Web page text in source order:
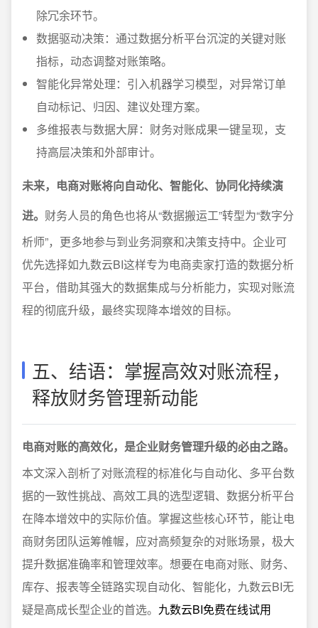
除冗余环节。
数据驱动决策：通过数据分析平台沉淀的关键对账
指标，动态调整对账策略。
智能化异常处理：引入机器学习模型，对异常订单
自动标记、归因、建议处理方案。
多维报表与数据大屏：财务对账成果一键呈现，支
持高层决策和外部审计。
未来，电商对账将向自动化、智能化、协同化持续演
进。 财务人员的角色也将从“数据搬运工”转型为“数字分
析师”，更多地参与到业务洞察和决策支持中。企业可
优先选择如九数云BI这样专为电商卖家打造的数据分析
平台，借助其强大的数据集成与分析能力，实现对账流
程的彻底升级，最终实现降本增效的目标。
五、结语：掌握高效对账流程，
释放财务管理新动能
电商对账的高效化，是企业财务管理升级的必由之路。
本文深入剖析了对账流程的标准化与自动化、多平台数
据的一致性挑战、高效工具的选型逻辑、数据分析平台
在降本增效中的实际价值。掌握这些核心环节，能让电
商财务团队运筹帷幄，应对高频复杂的对账场景，极大
提升数据准确率和管理效率。想要在电商对账、财务、
库存、报表等全链路实现自动化、智能化，九数云BI无
疑是高成长型企业的首选。 九数云BI免费在线试用